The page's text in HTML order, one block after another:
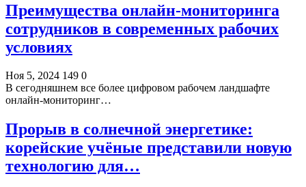
Преимущества онлайн-мониторинга
сотрудников в современных рабочих
условиях
Ноя 5, 2024 149 0
В сегодняшнем все более цифровом рабочем ландшафте
онлайн-мониторинг…
Прорыв в солнечной энергетике:
корейские учёные представили новую
технологию для…